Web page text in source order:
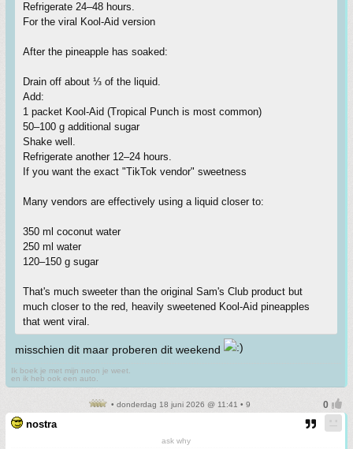
Refrigerate 24–48 hours.
For the viral Kool-Aid version
After the pineapple has soaked:
Drain off about ⅓ of the liquid.
Add:
1 packet Kool-Aid (Tropical Punch is most common)
50–100 g additional sugar
Shake well.
Refrigerate another 12–24 hours.
If you want the exact "TikTok vendor" sweetness
Many vendors are effectively using a liquid closer to:
350 ml coconut water
250 ml water
120–150 g sugar
That's much sweeter than the original Sam's Club product but
much closer to the red, heavily sweetened Kool-Aid pineapples
that went viral.
misschien dit maar proberen dit weekend
Ik boek je met mijn neon je weet.
en ik heb ook een auto.
• donderdag 18 juni 2026 @ 11:41 • 9
nostra
ask why